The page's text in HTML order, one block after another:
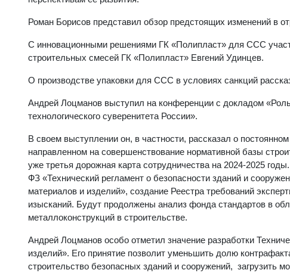
Роман Борисов представил обзор предстоящих изменений в
С инновационными решениями ГК «Полипласт» для ССС
строительных смесей ГК «Полипласт» Евгений Удинцев.
О производстве упаковки для ССС в условиях санкций
Андрей Лоцманов выступил на конференции с докладом
технологического суверенитета России».
В своем выступлении он, в частности, рассказал о
направленном на совершенствование нормативной базы
уже третья дорожная карта сотрудничества на 2024-2025
ФЗ «Технический регламент о безопасности зданий и
материалов и изделий», создание Реестра требований
изысканий. Будут продолжены анализ фонда стандартов в
металлоконструкций в строительстве.
Андрей Лоцманов особо отметил значение разработки
изделий». Его принятие позволит уменьшить долю
строительство безопасных зданий и сооружений,